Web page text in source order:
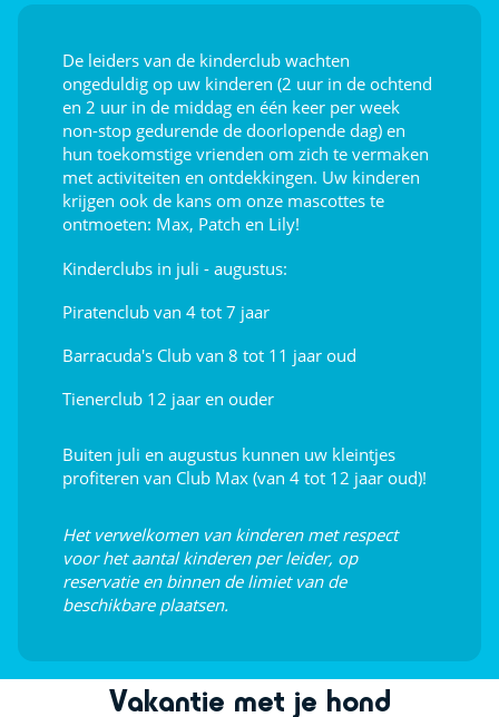
De leiders van de kinderclub wachten
ongeduldig op uw kinderen (2 uur in de ochtend
en 2 uur in de middag en één keer per week
non-stop gedurende de doorlopende dag) en
hun toekomstige vrienden om zich te vermaken
met activiteiten en ontdekkingen. Uw kinderen
krijgen ook de kans om onze mascottes te
ontmoeten: Max, Patch en Lily!
Kinderclubs in juli - augustus:
Piratenclub van 4 tot 7 jaar
Barracuda's Club van 8 tot 11 jaar oud
Tienerclub 12 jaar en ouder
Buiten juli en augustus kunnen uw kleintjes
profiteren van Club Max (van 4 tot 12 jaar oud)!
Het verwelkomen van kinderen met respect
voor het aantal kinderen per leider, op
reservatie en binnen de limiet van de
beschikbare plaatsen.
Vakantie met je hond